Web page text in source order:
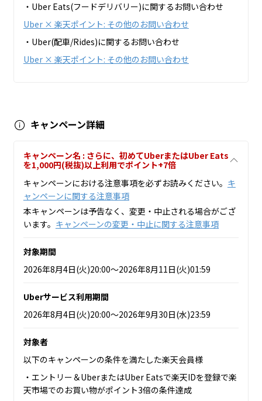
・Uber Eats(フードデリバリー)に関するお問い合わせ
Uber × 楽天ポイント: その他のお問い合わせ
・Uber(配車/Rides)に関するお問い合わせ
Uber × 楽天ポイント: その他のお問い合わせ
キャンペーン詳細
キャンペーン名 : さらに、初めてUberまたはUber Eats
を1,000円(税抜)以上利用でポイント+7倍
キャンペーンにおける注意事項を必ずお読みください。 キ
ャンペーンに関する注意事項
本キャンペーンは予告なく、変更・中止される場合がござ
います。 キャンペーンの変更・中止に関する注意事項
対象期間
2026年8月4日(火)20:00～2026年8月11日(火)01:59
Uberサービス利用期間
2026年8月4日(火)20:00～2026年9月30日(水)23:59
対象者
以下のキャンペーンの条件を満たした楽天会員様
・エントリー＆UberまたはUber Eatsで楽天IDを登録で楽
天市場でのお買い物がポイント3倍の条件達成